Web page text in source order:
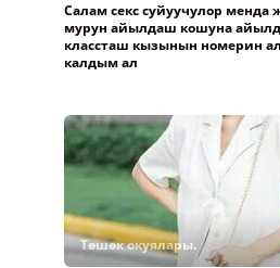
Салам секс суйуучулор менда
мурун айылдаш кошуна
классташ кызынын номерин
калдым ал
Төшөк окуялары.